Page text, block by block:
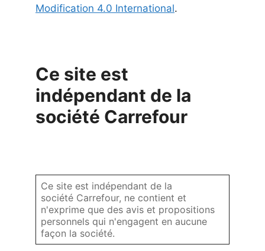
Modification 4.0 International.
Ce site est
indépendant de la
société Carrefour
Ce site est indépendant de la
société Carrefour, ne contient et
n'exprime que des avis et propositions
personnels qui n'engagent en aucune
façon la société.